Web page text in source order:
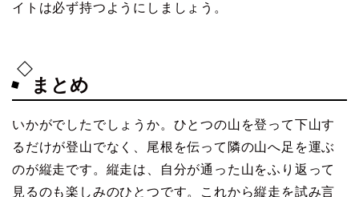
イトは必ず持つようにしましょう。
まとめ
いかがでしたでしょうか。ひとつの山を登って下山す
るだけが登山でなく、尾根を伝って隣の山へ足を運ぶ
のが縦走です。縦走は、自分が通った山をふり返って
見るのも楽しみのひとつです。これから縦走を試み言